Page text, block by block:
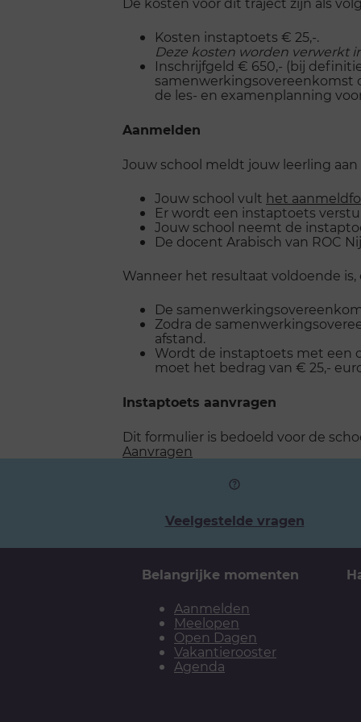
Kosten instaptoets € 25,-.
Deze kosten worden verwerkt
Inschrijfgeld € 650,- (bij
samenwerkingsovereenkomst
de les- en examenplanning
Aanmelden
Jouw school meldt jouw leerling
Jouw school vult het
Er wordt een instaptoets
Jouw school neemt de
De docent Arabisch van ROC
Wanneer het resultaat voldoende
De
Zodra de
afstand.
Wordt de instaptoets met een
moet het bedrag van € 25,-
Instaptoets aanvragen
Dit formulier is bedoeld voor de
Aanvragen
Veelgestelde vragen
Belangrijke momenten
Aanmelden
Meelopen
Open Dagen
Vakantierooster
Agenda